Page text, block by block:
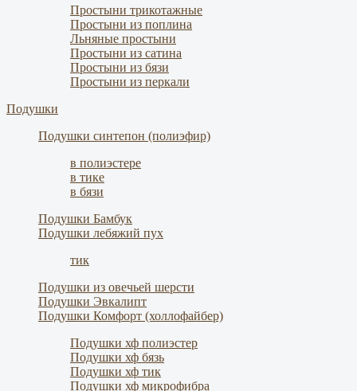
Простыни трикотажные
Простыни из поплина
Льняные простыни
Простыни из сатина
Простыни из бязи
Простыни из перкали
Подушки
Подушки синтепон (полиэфир)
в полиэстере
в тике
в бязи
Подушки Бамбук
Подушки лебяжий пух
тик
Подушки из овечьей шерсти
Подушки Эвкалипт
Подушки Комфорт (холлофайбер)
Подушки хф полиэстер
Подушки хф бязь
Подушки хф тик
Подушки хф микрофибра